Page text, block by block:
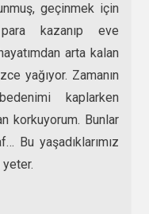
geçinmek için
kazanıp eve
arta kalan
yağıyor. Zamanın
kaplarken
korkuyorum. Bunlar
Bu yaşadıklarımız
yeter.